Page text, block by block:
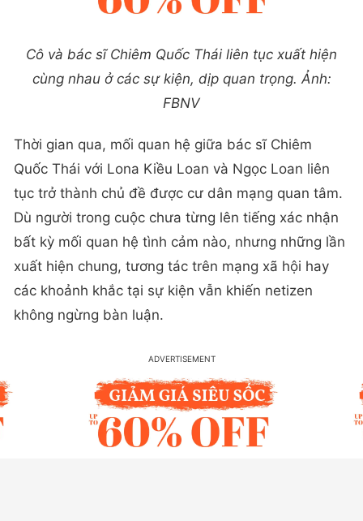
Cô và bác sĩ Chiêm Quốc Thái liên tục xuất hiện
cùng nhau ở các sự kiện, dịp quan trọng. Ảnh:
FBNV
Thời gian qua, mối quan hệ giữa bác sĩ Chiêm
Quốc Thái với Lona Kiều Loan và Ngọc Loan liên
tục trở thành chủ đề được cư dân mạng quan tâm.
Dù người trong cuộc chưa từng lên tiếng xác nhận
bất kỳ mối quan hệ tình cảm nào, nhưng những lần
xuất hiện chung, tương tác trên mạng xã hội hay
các khoảnh khắc tại sự kiện vẫn khiến netizen
không ngừng bàn luận.